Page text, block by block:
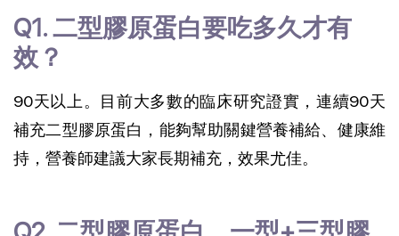
Q1. 二型膠原蛋白要吃多久才有
效？
90天以上。目前大多數的臨床研究證實，連續90天
補充二型膠原蛋白，能夠幫助關鍵營養補給、健康維
持，營養師建議大家長期補充，效果尤佳。